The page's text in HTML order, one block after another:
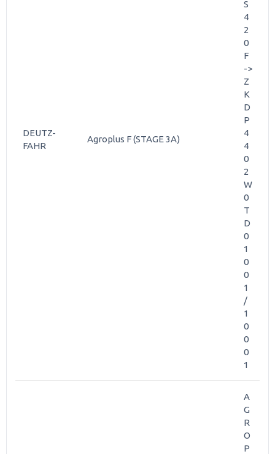
DEUTZ-
FAHR
Agroplus F (STAGE 3A)
S
4
2
0
F
->
Z
K
D
P
4
4
0
2
W
0
T
D
0
1
0
0
1
/
1
0
0
0
1
A
G
R
O
P